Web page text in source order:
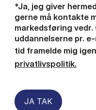
*Ja, jeg giver
gerne må kontakte
markedsføring vedr.
uddannelserne pr.
tid framelde mig
privatlivspolitik.
JA TAK